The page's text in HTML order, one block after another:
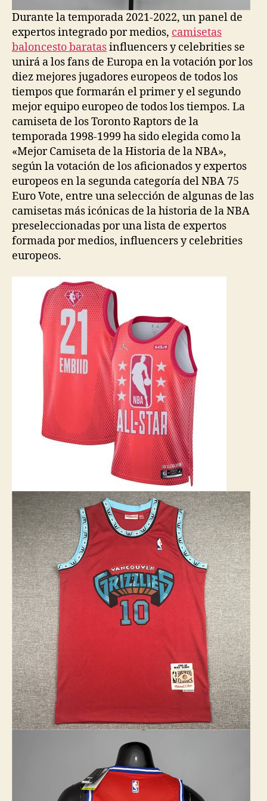
Durante la temporada 2021-2022, un panel de
expertos integrado por medios, camisetas
baloncesto baratasinfluencers y celebrities se
unirá a los fans de Europa en la votación por los
diez mejores jugadores europeos de todos los
tiempos que formarán el primer y el segundo
mejor equipo europeo de todos los tiempos. La
camiseta de los Toronto Raptors de la
temporada 1998-1999 ha sido elegida como la
«Mejor Camiseta de la Historia de la NBA»,
según la votación de los aficionados y expertos
europeos en la segunda categoría del NBA 75
Euro Vote, entre una selección de algunas de las
camisetas más icónicas de la historia de la NBA
preseleccionadas por una lista de expertos
formada por medios, influencers y celebrities
europeos.